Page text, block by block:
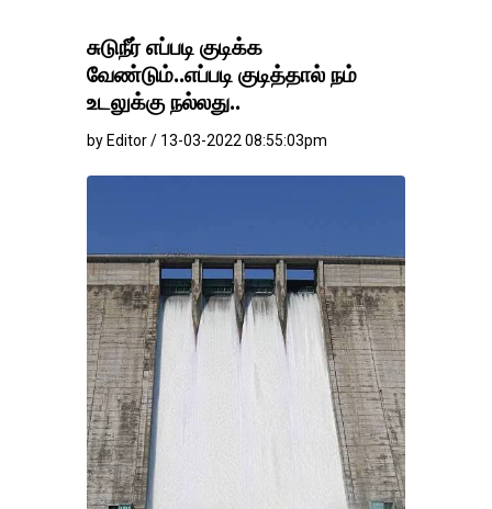
சுடுநீர் எப்படி குடிக்க
வேண்டும்..எப்படி குடித்தால் நம்
உடலுக்கு நல்லது..
by Editor / 13-03-2022 08:55:03pm